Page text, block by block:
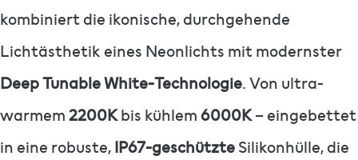
kombiniert die ikonische, durchgehende
Lichtästhetik eines Neonlichts mit modernster
Deep Tunable White-Technologie. Von ultra-
warmem2200Kbis kühlem6000K– eingebettet
in eine robuste,IP67-geschützteSilikonhülle, die